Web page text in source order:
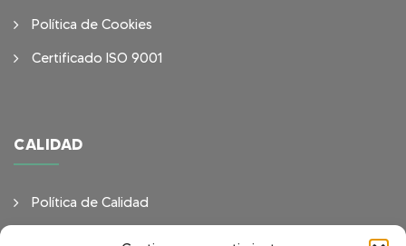
Política de Cookies
Certificado ISO 9001
CALIDAD
Política de Calidad